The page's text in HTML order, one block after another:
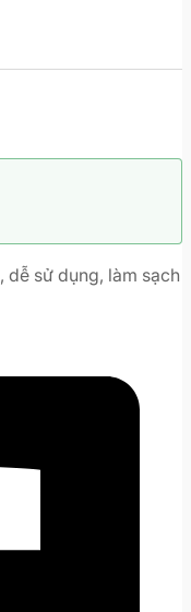
dễ sử dụng, làm sạch